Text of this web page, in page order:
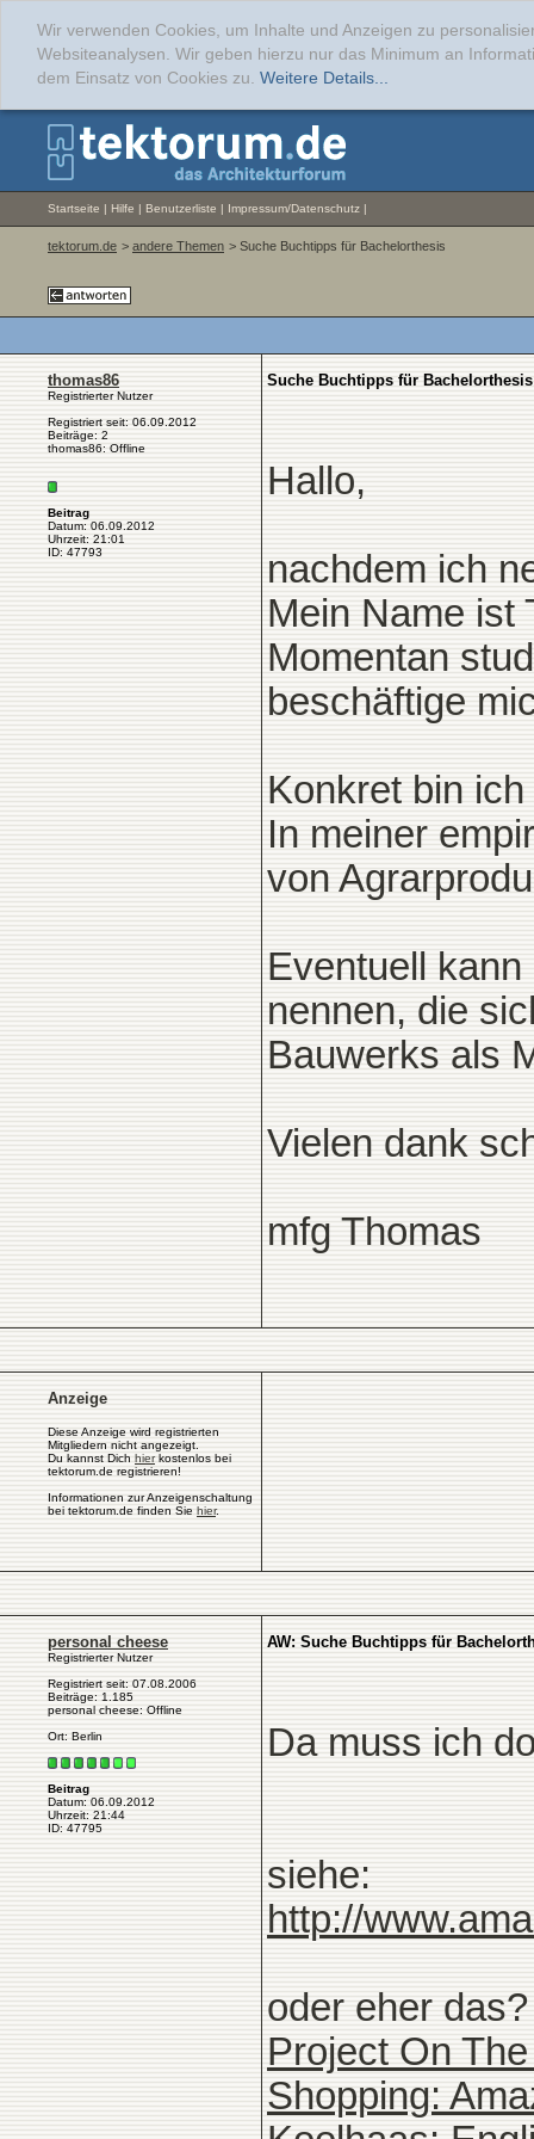
Wir verwenden Cookies, um Inhalte und Anzeigen zu
Websiteanalysen. Wir geben hierzu nur das Minimum an
dem Einsatz von Cookies zu. Weitere Details...
Startseite | Hilfe | Benutzerliste | Impressum/Datenschutz |
tektorum.de > andere Themen > Suche Buchtipps für Bachelorthesis
thomas86
Registrierter Nutzer
Registriert seit: 06.09.2012
Beiträge: 2
thomas86: Offline
Beitrag
Datum: 06.09.2012
Uhrzeit: 21:01
ID: 47793
Suche Buchtipps für Bachelorthesis
Hallo,
nachdem ich
Mein Name ist
Momentan
beschäftige
Konkret bin
In meiner
von
Eventuell
nennen, die
Bauwerks als
Vielen dank
mfg Thomas
Anzeige
Diese Anzeige wird registrierten
Mitgliedern nicht angezeigt.
Du kannst Dich hierkostenlos bei
tektorum.de registrieren!
Informationen zur Anzeigenschaltung
bei tektorum.de finden Sie hier.
personal cheese
Registrierter Nutzer
Registriert seit: 07.08.2006
Beiträge: 1.185
personal cheese: Offline
Ort: Berlin
Beitrag
Datum: 06.09.2012
Uhrzeit: 21:44
ID: 47795
AW: Suche Buchtipps für
Da muss ich
siehe:
http://
oder eher das?
Project On
Shopping: